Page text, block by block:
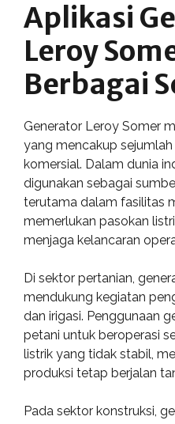
Aplikasi
Leroy
Berbagai
Generator Leroy Somer
yang mencakup
komersial. Dalam dunia
digunakan sebagai
terutama dalam fasilitas
memerlukan pasokan
menjaga kelancaran
Di sektor pertanian,
mendukung kegiatan
dan irigasi. Penggunaan
petani untuk beroperasi
listrik yang tidak stabil,
produksi tetap berjalan
Pada sektor konstruksi,